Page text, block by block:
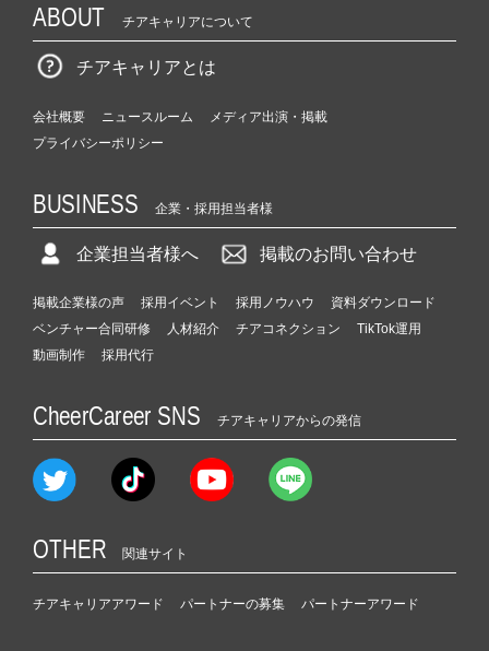
ABOUT チアキャリアについて
チアキャリアとは
会社概要 ニュースルーム
メディア出演・掲載
プライバシーポリシー
BUSINESS 企業・採用担当者様
企業担当者様へ 掲載のお問い合わせ
掲載企業様の声 採用イベント 採用ノウハウ
資料ダウンロード
ベンチャー合同研修
人材紹介 チアコネクション
TikTok運用
動画制作
採用代行
CheerCareer SNS チアキャリアからの発信
OTHER 関連サイト
チアキャリアアワード パートナーの募集 パートナーアワード